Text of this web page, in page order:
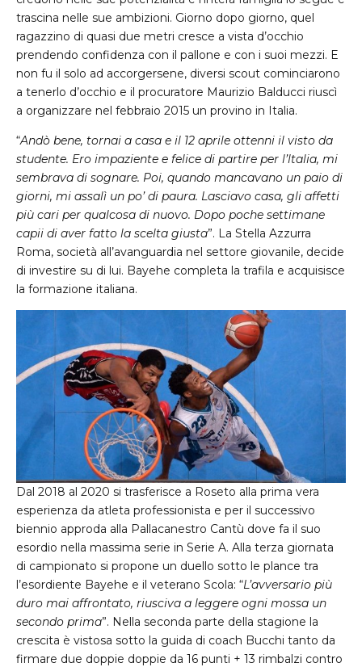
trascina nelle sue ambizioni. Giorno dopo giorno, quel
ragazzino di quasi due metri cresce a vista d’occhio
prendendo confidenza con il pallone e con i suoi mezzi. E
non fu il solo ad accorgersene, diversi scout cominciarono
a tenerlo d’occhio e il procuratore Maurizio Balducci riuscì
a organizzare nel febbraio 2015 un provino in Italia.
“Andò bene, tornai a casa e il 12 aprile ottenni il visto da
studente. Ero impaziente e felice di partire per l’ltalia, mi
sembrava di sognare. Poi, quando mancavano un paio di
giorni, mi assalì un po’ di paura. Lasciavo casa, gli affetti
più cari per qualcosa di nuovo. Dopo poche settimane
capii di aver fatto la scelta giusta”. La Stella Azzurra
Roma, società all’avanguardia nel settore giovanile, decide
di investire su di lui. Bayehe completa la trafila e acquisisce
la formazione italiana.
Dal 2018 al 2020 si trasferisce a Roseto alla prima vera
esperienza da atleta professionista e per il successivo
biennio approda alla Pallacanestro Cantù dove fa il suo
esordio nella massima serie in Serie A. Alla terza giornata
di campionato si propone un duello sotto le plance tra
l’esordiente Bayehe e il veterano Scola: “L’avversario più
duro mai affrontato, riusciva a leggere ogni mossa un
secondo prima”. Nella seconda parte della stagione la
crescita è vistosa sotto la guida di coach Bucchi tanto da
firmare due doppie doppie da 16 punti + 13 rimbalzi contro